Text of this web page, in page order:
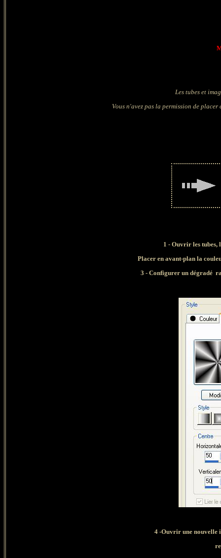
Les tubes et
Vous n'avez pas la permission de
1 - Ouvrir les
Placer en avant-plan la
3 - Configurer un dégradé
4 -Ouvrir une nouvelle